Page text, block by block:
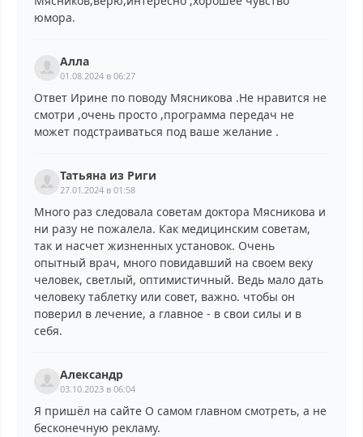
юмора.
Алла
01.08.2024 в 06:27
Ответ Ирине по поводу Мясникова .Не нравится не
смотри ,очень просто ,программа передач не
может подстраиваться под ваше желание .
Татьяна из Риги
27.01.2024 в 01:58
Много раз следовала советам доктора Мясникова и
ни разу не пожалела. Как медицинским советам,
так и насчет жизненных установок. Очень
опытный врач, много повидавший на своем веку
человек, светлый, оптимистичный. Ведь мало дать
человеку таблетку или совет, важно. чтобы он
поверил в лечение, а главное - в свои силы и в
себя.
Александр
03.10.2023 в 06:04
Я пришёл на сайте О самом главном смотреть, а не
бесконечную рекламу.